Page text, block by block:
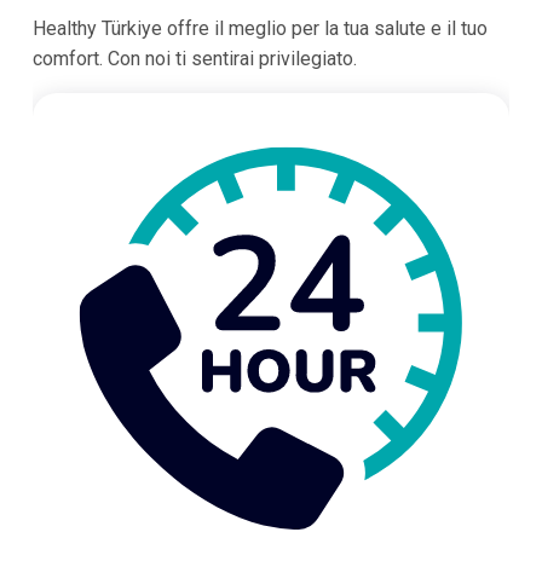
Healthy Türkiye offre il meglio per la tua salute e il tuo
comfort. Con noi ti sentirai privilegiato.